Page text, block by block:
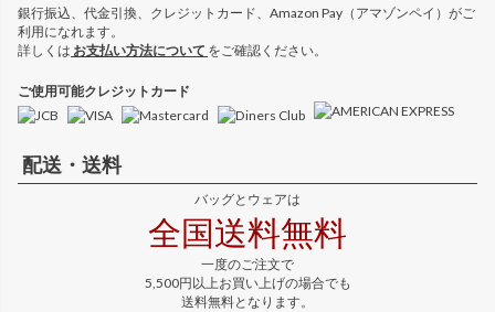
銀行振込、代金引換、クレジットカード、Amazon Pay（アマゾンペイ）がご
利用になれます。
詳しくは お支払い方法について をご確認ください。
ご使用可能クレジットカード
配送・送料
バッグとウェアは
全国送料無料
一度のご注文で
5,500円以上お買い上げの場合でも
送料無料となります。